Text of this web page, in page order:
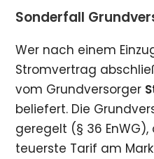
Sonderfall
Wer nach einem
Stromvertrag
vom Grundversorger
beliefert. Die
geregelt (§ 36
teuerste Tarif am